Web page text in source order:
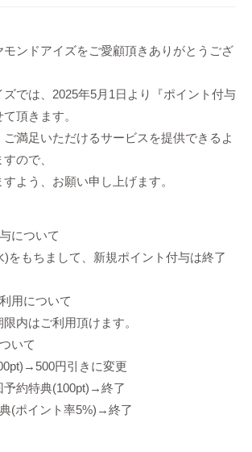
モンドアイズをご愛顧頂きありがとうござ
ズでは、2025年5月1日より『ポイント付与
頂きます。
満足いただけるサービスを提供できるよ
ので、
よう、お願い申し上げます。
について
)をもちまして、新規ポイント付与は終了
用について
内はご利用頂けます。
いて
円引きに変更
予約特典(100pt)→終了
(ポイント率5%)→終了